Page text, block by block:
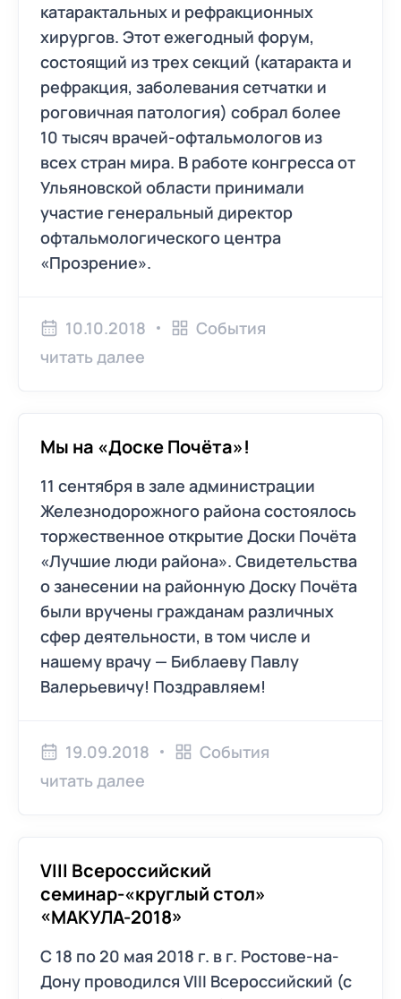
катарактальных и рефракционных
хирургов. Этот ежегодный форум,
состоящий из трех секций (катаракта и
рефракция, заболевания сетчатки и
роговичная патология) собрал более
10 тысяч врачей-офтальмологов из
всех стран мира. В работе конгресса от
Ульяновской области принимали
участие генеральный директор
офтальмологического центра
«Прозрение».
10.10.2018
События
читать далее
Мы на «Доске Почёта»!
11 сентября в зале администрации
Железнодорожного района состоялось
торжественное открытие Доски Почёта
«Лучшие люди района». Свидетельства
о занесении на районную Доску Почёта
были вручены гражданам различных
сфер деятельности, в том числе и
нашему врачу — Библаеву Павлу
Валерьевичу! Поздравляем!
19.09.2018
События
читать далее
VIII Всероссийский
семинар-«круглый стол»
«МАКУЛА-2018»
С 18 по 20 мая 2018 г. в г. Ростове-на-
Дону проводился VIII Всероссийский (с